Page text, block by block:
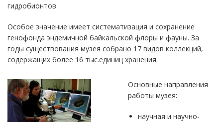
гидробионтов.
Особое значение имеет систематизация и сохранение
генофонда эндемичной байкальской флоры и фауны. За
годы существования музея собрано 17 видов коллекций,
содержащих более 16 тыс.единиц хранения.
Основные направления
работы музея:
научная и научно-